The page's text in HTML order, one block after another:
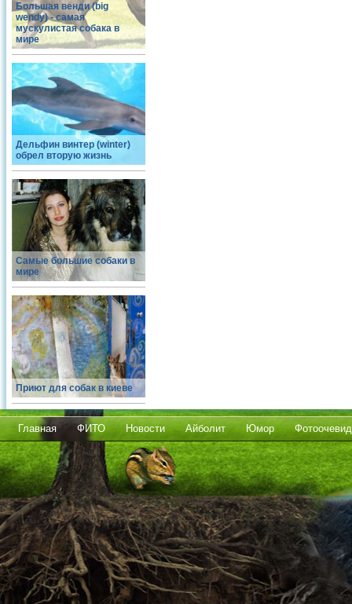
Большая венди (big
wendy) - самая
мускулистая собака в
мире
Дельфин винтер (winter)
обрел вторую жизнь
Самые большие собаки в
мире
Приют для собак в киеве
Главная ФИТО Новости Айболит Юмор